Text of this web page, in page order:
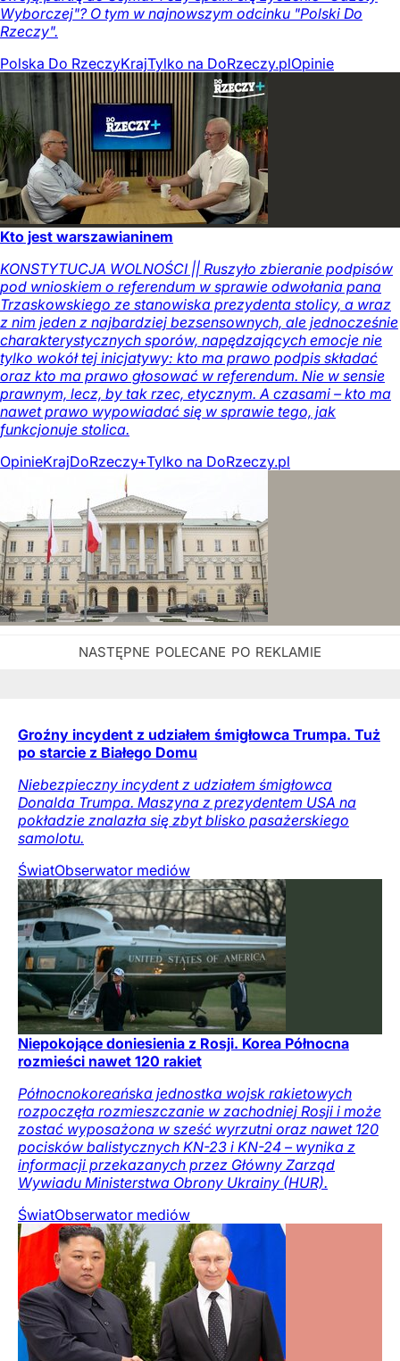
Wyborczej"? O tym w najnowszym odcinku "Polski Do
Rzeczy".
Polska Do RzeczyKrajTylko na DoRzeczy.plOpinie
Kto jest warszawianinem
KONSTYTUCJA WOLNOŚCI || Ruszyło zbieranie podpisów
pod wnioskiem o referendum w sprawie odwołania pana
Trzaskowskiego ze stanowiska prezydenta stolicy, a wraz
z nim jeden z najbardziej bezsensownych, ale jednocześnie
charakterystycznych sporów, napędzających emocje nie
tylko wokół tej inicjatywy: kto ma prawo podpis składać
oraz kto ma prawo głosować w referendum. Nie w sensie
prawnym, lecz, by tak rzec, etycznym. A czasami – kto ma
nawet prawo wypowiadać się w sprawie tego, jak
funkcjonuje stolica.
OpinieKrajDoRzeczy+Tylko na DoRzeczy.pl
Groźny incydent z udziałem śmigłowca Trumpa. Tuż
po starcie z Białego Domu
Niebezpieczny incydent z udziałem śmigłowca
Donalda Trumpa. Maszyna z prezydentem USA na
pokładzie znalazła się zbyt blisko pasażerskiego
samolotu.
ŚwiatObserwator mediów
Niepokojące doniesienia z Rosji. Korea Północna
rozmieści nawet 120 rakiet
Północnokoreańska jednostka wojsk rakietowych
rozpoczęła rozmieszczanie w zachodniej Rosji i może
zostać wyposażona w sześć wyrzutni oraz nawet 120
pocisków balistycznych KN-23 i KN-24 – wynika z
informacji przekazanych przez Główny Zarząd
Wywiadu Ministerstwa Obrony Ukrainy (HUR).
ŚwiatObserwator mediów